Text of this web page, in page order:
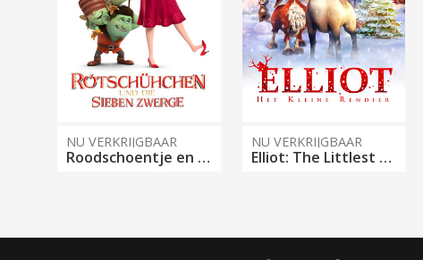
NU VERKRIJGBAAR
Roodschoentje en de Zeven Dwergen
NU VERKRIJGBAAR
Elliot: The Littlest Reindeer